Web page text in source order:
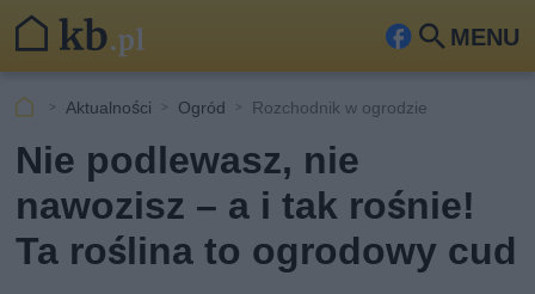
MENU
Fa
ook
Szu
kaj
Aktualności Ogród Rozchodnik w ogrodzie
Nie podlewasz, nie
nawozisz – a i tak rośnie!
Ta roślina to ogrodowy cud